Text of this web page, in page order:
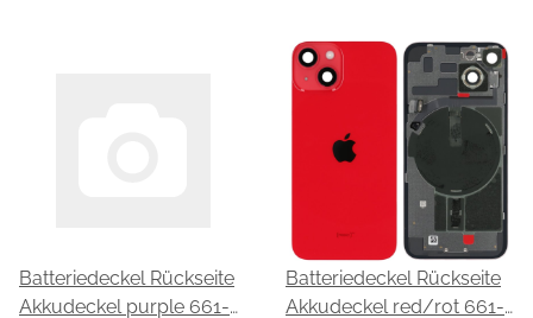
Batteriedeckel Rückseite
Akkudeckel purple 661-
Batteriedeckel Rückseite
Akkudeckel red/rot 661-